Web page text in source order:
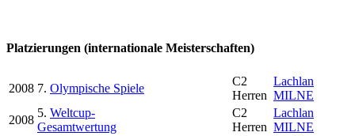
Platzierungen (internationale Meisterschaften)
2008 7. Olympische Spiele
C2
Herren
Lachlan
MILNE
2008
5. Weltcup-
Gesamtwertung
C2
Herren
Lachlan
MILNE